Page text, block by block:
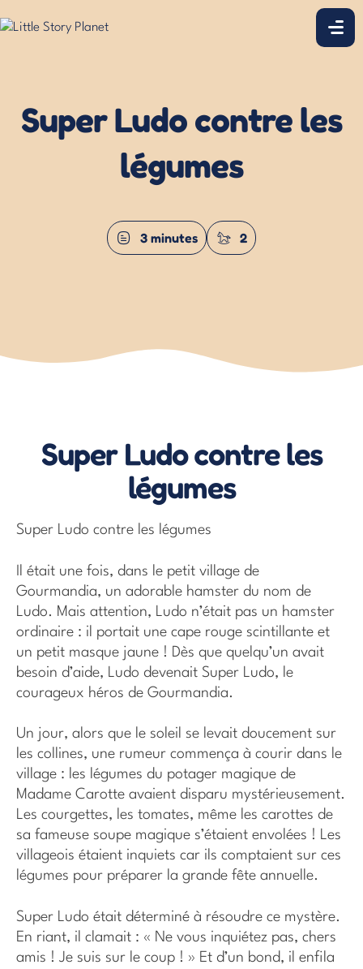
Super Ludo contre les
légumes
3 minutes 2
Super Ludo contre les
légumes
Super Ludo contre les légumes
Il était une fois, dans le petit village de
Gourmandia, un adorable hamster du nom de
Ludo. Mais attention, Ludo n’était pas un hamster
ordinaire : il portait une cape rouge scintillante et
un petit masque jaune ! Dès que quelqu’un avait
besoin d’aide, Ludo devenait Super Ludo, le
courageux héros de Gourmandia.
Un jour, alors que le soleil se levait doucement sur
les collines, une rumeur commença à courir dans le
village : les légumes du potager magique de
Madame Carotte avaient disparu mystérieusement.
Les courgettes, les tomates, même les carottes de
sa fameuse soupe magique s’étaient envolées ! Les
villageois étaient inquiets car ils comptaient sur ces
légumes pour préparer la grande fête annuelle.
Super Ludo était déterminé à résoudre ce mystère.
En riant, il clamait : « Ne vous inquiétez pas, chers
amis ! Je suis sur le coup ! » Et d’un bond, il enfila